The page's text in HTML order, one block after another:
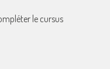
le cursus